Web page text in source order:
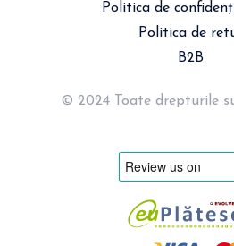
Politica de
Politica de
B2B
© 2024 Toate drepturile